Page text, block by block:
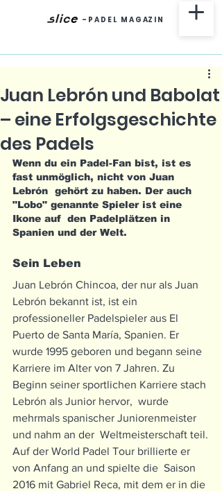
- P A D E L M A G AZ I N
Juan Lebrón und Babolat
– eine Erfolgsgeschichte
des Padels
Wenn du ein Padel-Fan bist, ist es
fast unmöglich, nicht von Juan
Lebrón  gehört zu haben. Der auch
"Lobo" genannte Spieler ist eine
Ikone auf  den Padelplätzen in
Spanien und der Welt.
Sein Leben
Juan Lebrón Chincoa, der nur als Juan
Lebrón bekannt ist, ist ein
professioneller Padelspieler aus El
Puerto de Santa María, Spanien. Er
wurde 1995 geboren und begann seine
Karriere im Alter von 7 Jahren. Zu
Beginn seiner sportlichen Karriere stach
Lebrón als Junior hervor,  wurde
mehrmals spanischer Juniorenmeister
und nahm an der  Weltmeisterschaft teil.
Auf der World Padel Tour brillierte er
von Anfang an und spielte die  Saison
2016 mit Gabriel Reca, mit dem er in die